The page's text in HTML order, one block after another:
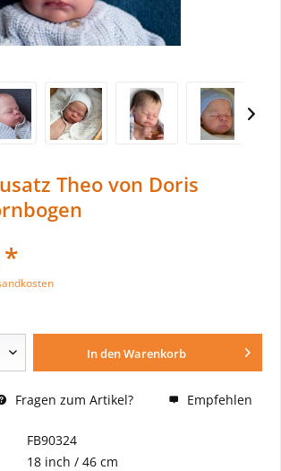
Theo von Doris
*
In denWarenkorb
Fragen zum Artikel? Empfehlen
FB90324
18 inch / 46 cm